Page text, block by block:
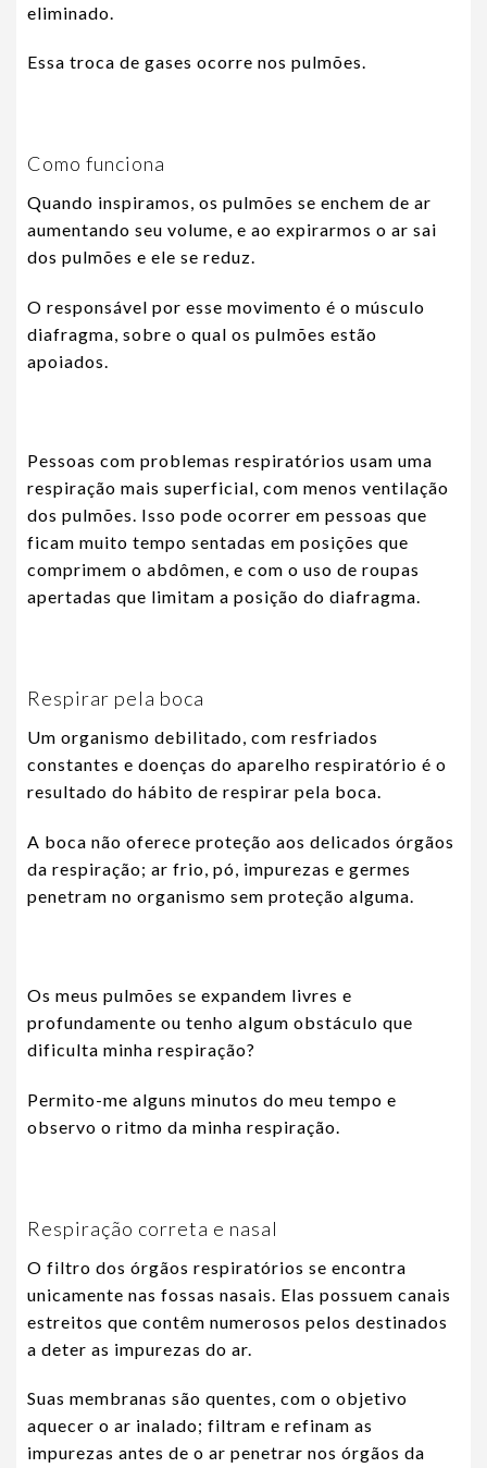
eliminado.
Essa troca de gases ocorre nos pulmões.
Como funciona
Quando inspiramos, os pulmões se enchem de ar
aumentando seu volume, e ao expirarmos o ar sai
dos pulmões e ele se reduz.
O responsável por esse movimento é o músculo
diafragma, sobre o qual os pulmões estão
apoiados.
Pessoas com problemas respiratórios usam uma
respiração mais superficial, com menos ventilação
dos pulmões. Isso pode ocorrer em pessoas que
ficam muito tempo sentadas em posições que
comprimem o abdômen, e com o uso de roupas
apertadas que limitam a posição do diafragma.
Respirar pela boca
Um organismo debilitado, com resfriados
constantes e doenças do aparelho respiratório é o
resultado do hábito de respirar pela boca.
A boca não oferece proteção aos delicados órgãos
da respiração; ar frio, pó, impurezas e germes
penetram no organismo sem proteção alguma.
Os meus pulmões se expandem livres e
profundamente ou tenho algum obstáculo que
dificulta minha respiração?
Permito-me alguns minutos do meu tempo e
observo o ritmo da minha respiração.
Respiração correta e nasal
O filtro dos órgãos respiratórios se encontra
unicamente nas fossas nasais. Elas possuem canais
estreitos que contêm numerosos pelos destinados
a deter as impurezas do ar.
Suas membranas são quentes, com o objetivo
aquecer o ar inalado; filtram e refinam as
impurezas antes de o ar penetrar nos órgãos da